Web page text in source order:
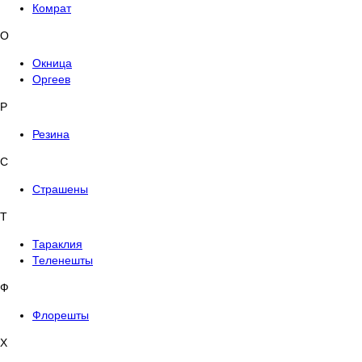
Комрат
О
Окница
Оргеев
Р
Резина
С
Страшены
Т
Тараклия
Теленешты
Ф
Флорешты
Х